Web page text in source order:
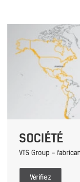
SOCIÉTÉ
VTS Group -
Vérifiez